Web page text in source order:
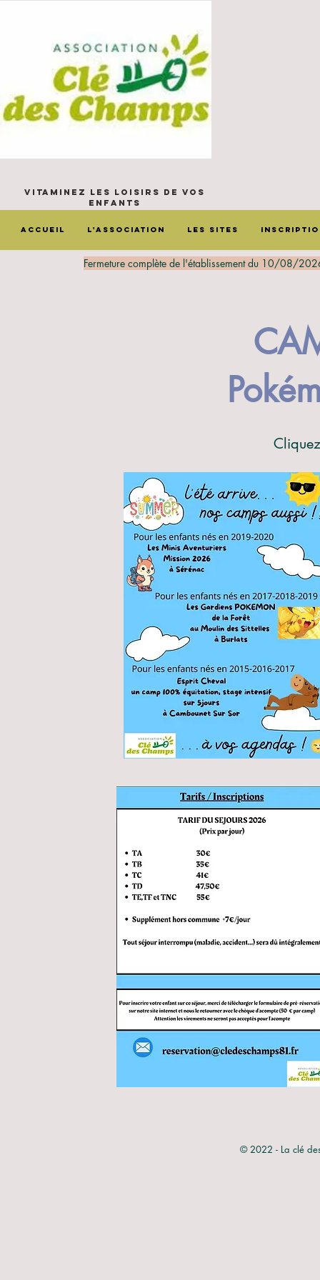
Vitaminez les loisirs de vos
enfants
Accueil L'Association Les sites
Fermeture complète de l'établissement du 10/08/
© 2022 - La clé